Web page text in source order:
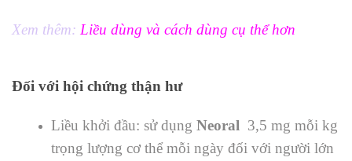
Xem thêm: Liều dùng và cách dùng cụ thể hơn
Đối với hội chứng thận hư
Liều khởi đầu: sử dụng Neoral 3,5 mg mỗi kg
trọng lượng cơ thể mỗi ngày đối với người lớn